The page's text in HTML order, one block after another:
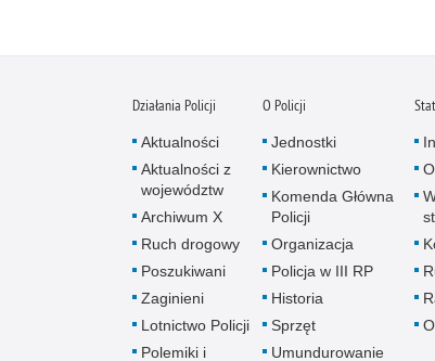
Działania Policji
Aktualności
Aktualności z
województw
Archiwum X
Ruch drogowy
Poszukiwani
Zaginieni
Lotnictwo Policji
Polemiki i
O Policji
Jednostki
Kierownictwo
Komenda Główna
Policji
Organizacja
Policja w III RP
Historia
Sprzęt
Umundurowanie